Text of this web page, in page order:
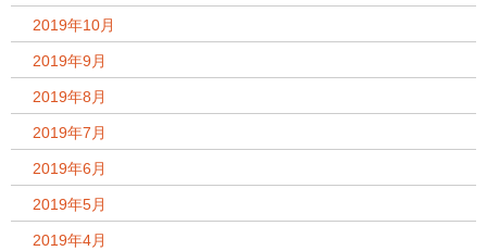
2019年10月
2019年9月
2019年8月
2019年7月
2019年6月
2019年5月
2019年4月